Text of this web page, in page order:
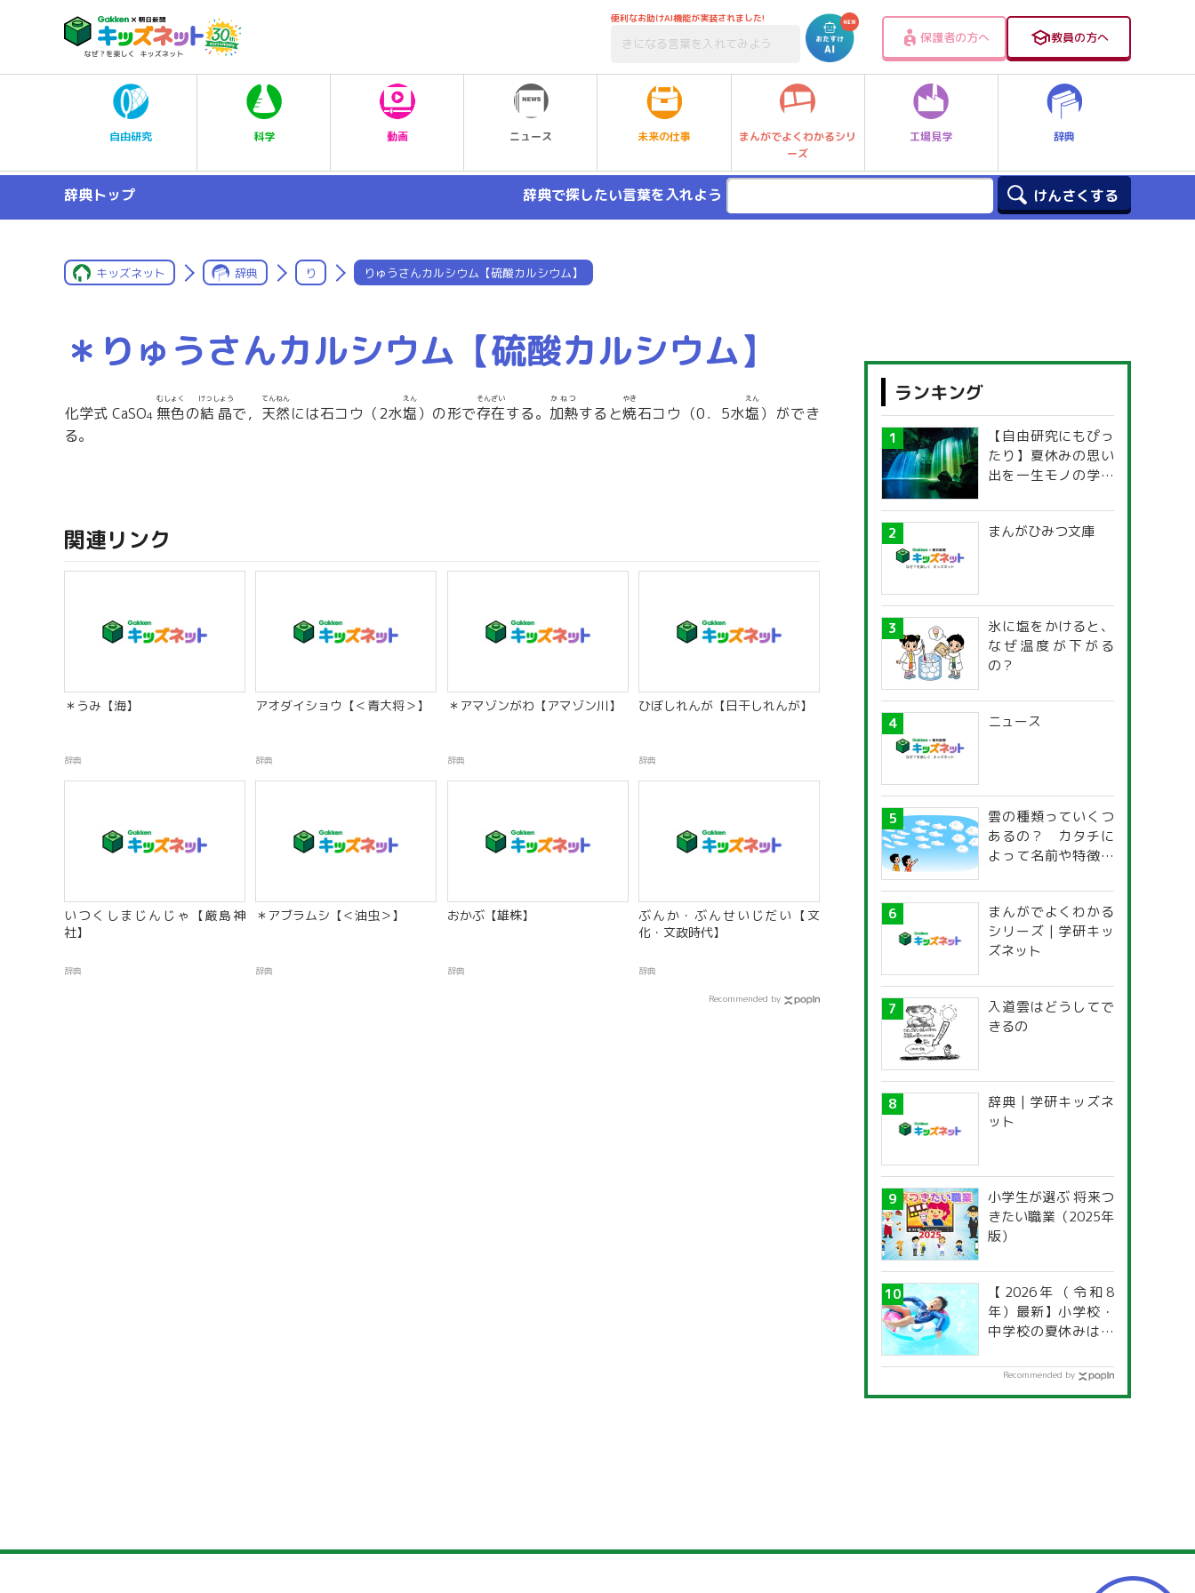
便利なお助けAI機能が実装されました!
保護者の方へ 教員の方へ
自由研究 科学 動画 ニュース 未来の仕事
まんがでよくわかるシリ
ーズ
工場見学 辞典
辞典トップ 辞典で探したい言葉を入れよう
キッズネット 辞典 り りゅうさんカルシウム【硫酸カルシウム】
＊りゅうさんカルシウム【硫酸カルシウム】
化学式 CaSO4 無色
むしょく
の結晶
けっしょう
で， 天然
てんねん
には石コウ（2水塩
えん
）の形で存在
そんざい
する。 加熱
かねつ
すると焼
やき
石コウ（0．5水塩
えん
）ができ
る。
関連リンク
＊うみ【海】
辞典
アオダイショウ【＜青大将＞】
辞典
＊アマゾンがわ【アマゾン川】
辞典
ひぼしれんが【日干しれんが】
辞典
いつくしまじんじゃ【厳島神
社】
辞典
＊アブラムシ【＜油虫＞】
辞典
おかぶ【雄株】
辞典
ぶんか・ぶんせいじだい【文
化・文政時代】
辞典
Recommended by
ランキング
【自由研究にもぴっ
たり】夏休みの思い
出を一生モノの学び
探究ガイド
まんがひみつ文庫
氷に塩をかけると、
なぜ温度が下がる
の？
ニュース
雲の種類っていくつ
あるの？ カタチに
よって名前や特徴が
まんがでよくわかる
シリーズ | 学研キッ
ズネット
入道雲はどうしてで
きるの
辞典 | 学研キッズネ
ット
小学生が選ぶ 将来つ
きたい職業（2025年
版）
【2026年（令和8
年）最新】小学校・
中学校の夏休みはい
道府県別「夏季休暇
Recommended by